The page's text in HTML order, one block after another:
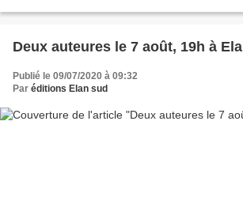
Deux auteures le 7 août, 19h à
Publié le 09/07/2020 à 09:32
Par éditions Elan sud